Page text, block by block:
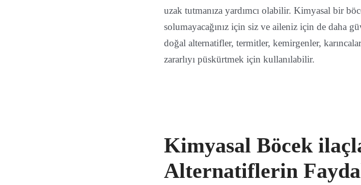
uzak tutmanıza yardımcı olabilir. Kimyasal bir
solumayacağınız için siz ve aileniz için de daha
doğal alternatifler, termitler, kemirgenler,
zararlıyı püskürtmek için kullanılabilir.
Kimyasal Böcek
Alternatiflerin